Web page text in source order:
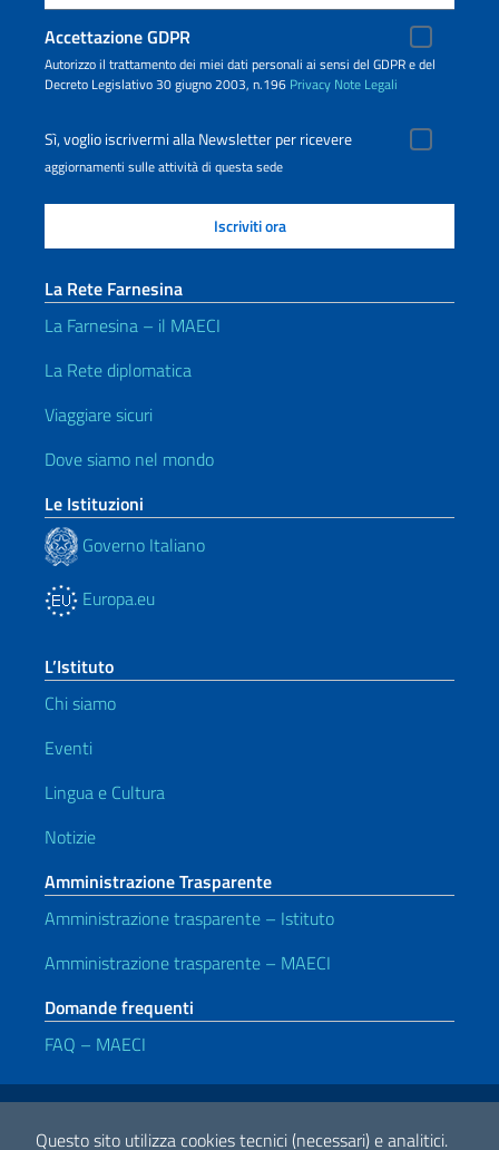
Questo sito utilizza cookies tecnici (necessari) e analitici.
Accettazione GDPR
Autorizzo il trattamento dei miei dati personali ai sensi del GDPR e del
Decreto Legislativo 30 giugno 2003, n.196 Privacy Note Legali
Sì, voglio iscrivermi alla Newsletter per ricevere
aggiornamenti sulle attività di questa sede
La Rete Farnesina
La Farnesina – il MAECI
La Rete diplomatica
Viaggiare sicuri
Dove siamo nel mondo
Le Istituzioni
Governo Italiano
Europa.eu
L’Istituto
Chi siamo
Eventi
Lingua e Cultura
Notizie
Amministrazione Trasparente
Amministrazione trasparente – Istituto
Amministrazione trasparente – MAECI
Domande frequenti
FAQ – MAECI
Link Utili